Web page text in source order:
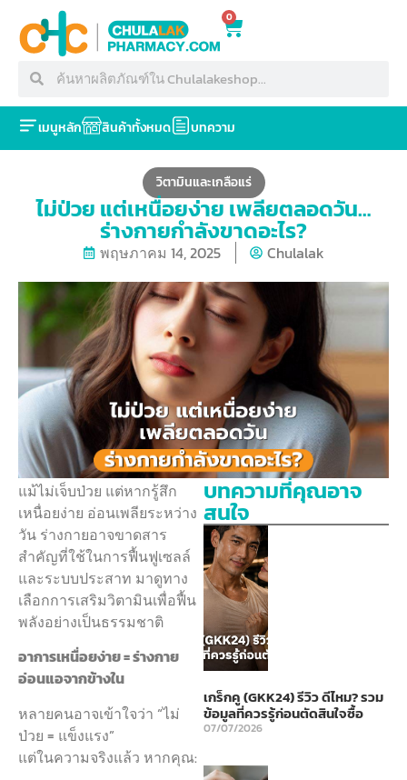
0
เมนูหลัก สินค้าทั้งหมด บทความ
วิตามินและเกลือแร่
ไม่ป่วย แต่เหนื่อยง่าย เพลียตลอดวัน…
ร่างกายกำลังขาดอะไร?
พฤษภาคม 14, 2025 Chulalak
แม้ไม่เจ็บป่วย แต่หากรู้สึก
เหนื่อยง่าย อ่อนเพลียระหว่าง
วัน ร่างกายอาจขาดสาร
สำคัญที่ใช้ในการฟื้นฟูเซลล์
และระบบประสาท มาดูทาง
เลือกการเสริมวิตามินเพื่อฟื้น
พลังอย่างเป็นธรรมชาติ
อาการเหนื่อยง่าย = ร่างกาย
อ่อนแอจากข้างใน
หลายคนอาจเข้าใจว่า “ไม่
ป่วย = แข็งแรง”
แต่ในความจริงแล้ว หากคุณ:
บทความที่คุณอาจ
สนใจ
เกร็กคู (GKK24) รีวิว ดีไหม? รวม
ข้อมูลที่ควรรู้ก่อนตัดสินใจซื้อ
07/07/2026